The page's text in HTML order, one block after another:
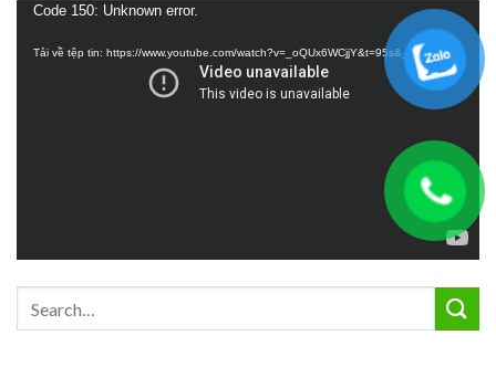
Trình
Code 150: Unknown error.
Tải về tệp tin: https://www.youtube.com/watch?v=_oQUx6WCjjY&t=95s&_=1